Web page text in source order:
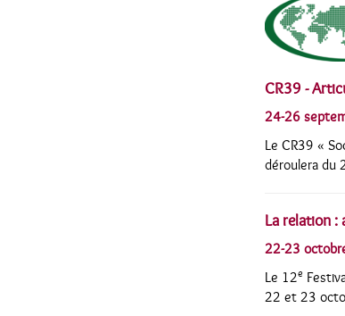
CR39 -
24-26
Le CR39 «
déroulera du
La relation
22-23
Le 12e
22 et 23